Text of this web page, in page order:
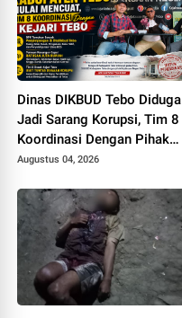
Dinas DIKBUD Tebo Diduga
Jadi Sarang Korupsi, Tim 8
Koordinasi Dengan Pihak
Kejari Tebo
Augustus 04, 2026